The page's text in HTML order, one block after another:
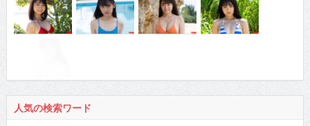
人気の検索ワード